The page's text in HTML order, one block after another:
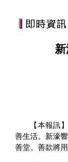
【本報訊
善生活。新濠
善堂。善款將